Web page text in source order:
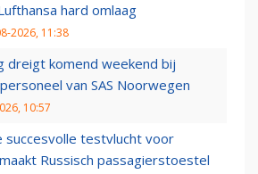
hard omlaag
2026, 11:38
dreigt komend weekend bij
van SAS Noorwegen
10:57
succesvolle testvlucht voor
Russisch passagierstoestel